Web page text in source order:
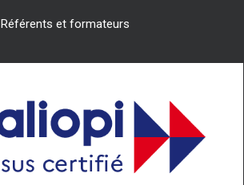
Référents et formateurs